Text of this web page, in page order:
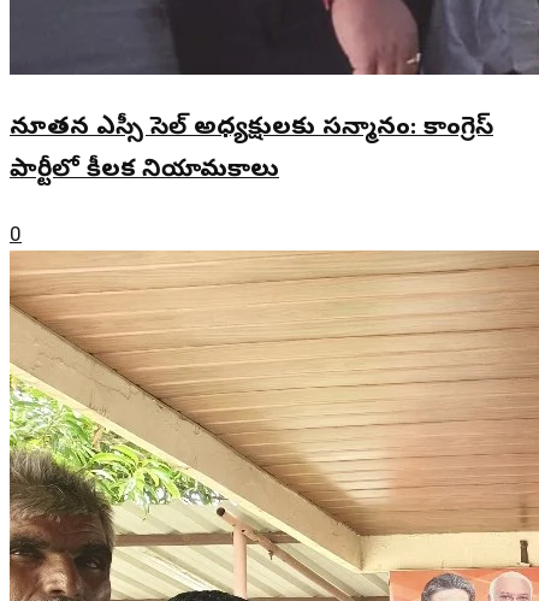
నూతన ఎస్సీ సెల్ అధ్యక్షులకు సన్మానం: కాంగ్రెస్
పార్టీలో కీలక నియామకాలు
0